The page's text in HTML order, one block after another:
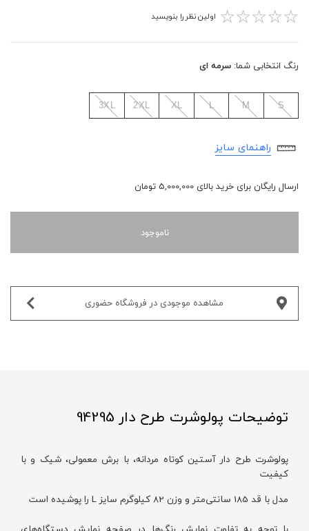
☆
☆
☆
☆
☆ اولین نظر را بنویسید
رنگ انتخابی شما: سرمه ای
S
M
L
XL
2XL
3XL
راهنمای سایز
ارسال رایگان برای خرید بالای 5,000,000 تومان
ناموجود
مشاهده موجودی در فروشگاه حضوری‌
توضیحات پولوشرت طرح دار 94295
پولوشرت طرح دار آستین کوتاه مردانه، با برش معمولی، شیک و با
کیفیت
مدل با قد 185 سانتی‌متر و وزن 82 کیلوگرم سایز L را پوشیده است